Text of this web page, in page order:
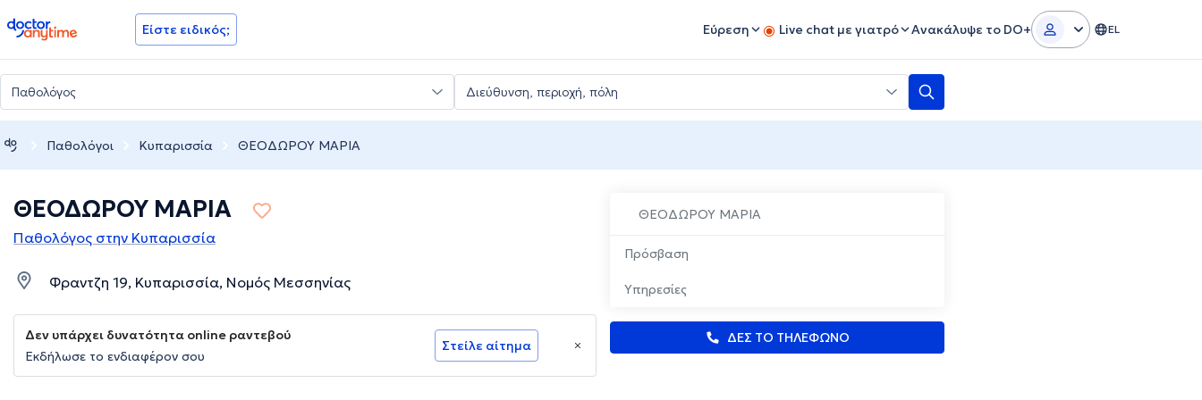
doctoranytime Είστε ειδικός; Εύρεση Live chat με γιατρό Ανακάλυψε το DO+ EL
Παθολόγοι Κυπαρισσία ΘΕΟΔΩΡΟΥ ΜΑΡΙΑ
ΘΕΟΔΩΡΟΥ ΜΑΡΙΑ
Πρόσβαση
Υπηρεσίες
ΔΕΣ ΤΟ ΤΗΛΕΦΩΝΟ
ΘΕΟΔΩΡΟΥ ΜΑΡΙΑ
Παθολόγος στην Κυπαρισσία
Φραντζη 19, Κυπαρισσία, Νομός Μεσσηνίας
Δεν υπάρχει δυνατότητα online ραντεβού
Εκδήλωσε το ενδιαφέρον σου
Στείλε αίτημα